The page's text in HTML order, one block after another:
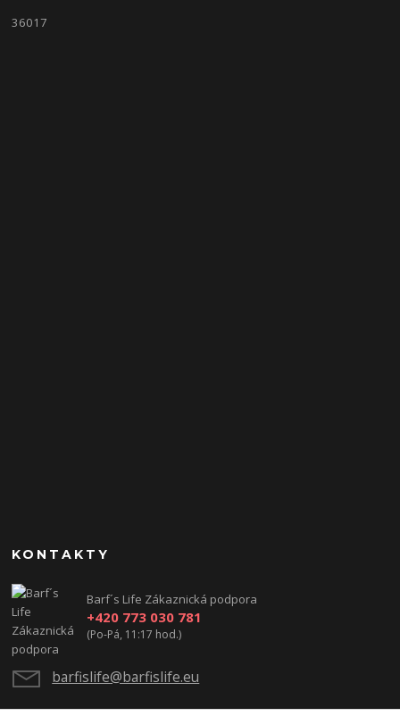
36017
KONTAKTY
Barf´s Life Zákaznická podpora
+420 773 030 781
(Po-Pá, 11:17 hod.)
barfislife@barfislife.eu